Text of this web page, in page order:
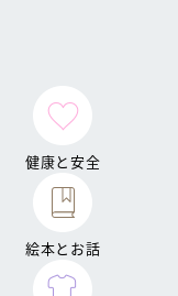
健康と安全
絵本とお話